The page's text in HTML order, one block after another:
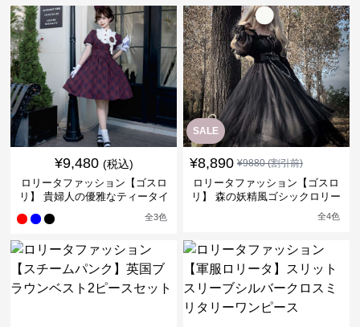
¥9,480 (税込)
ロリータファッション【ゴスロ
リ】 貴婦人の優雅なティータイ
全3色
SALE
¥8,890 ¥9880(割引前)
ロリータファッション【ゴスロ
リ】 森の妖精風ゴシックロリー
全4色